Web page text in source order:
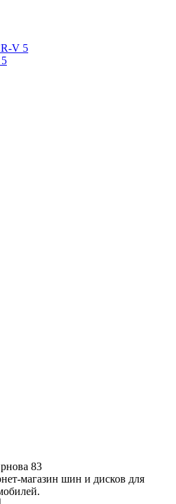
V 5
83
магазин шин и дисков для